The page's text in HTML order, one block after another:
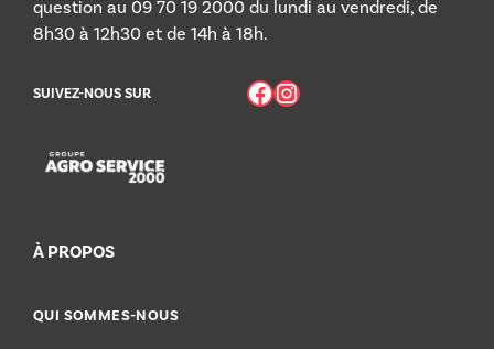
question au 09 70 19 2000 du lundi au vendredi, de
8h30 à 12h30 et de 14h à 18h.
SUIVEZ-NOUS SUR Facebook Instagram
À PROPOS
QUI SOMMES-NOUS